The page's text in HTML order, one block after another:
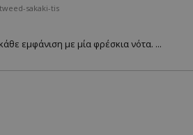
sakaki-tis
εμφάνιση με μία φρέσκια νότα. ...